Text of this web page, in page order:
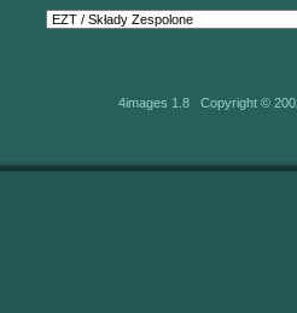
4images 1.8 Copyright ©